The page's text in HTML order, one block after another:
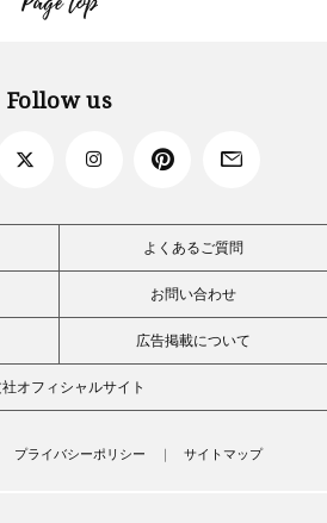
Follow us
よくあるご質問
お問い合わせ
広告掲載について
オフィシャルサイト
プライバシーポリシー サイトマップ